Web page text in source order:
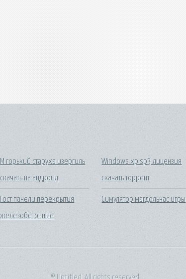
М горький старуха изергиль
скачать на андроид
Гост панели перекрытия
железобетонные
Windows xp sp3 лицензия
скачать торрент
Симулятор магдольнас игры